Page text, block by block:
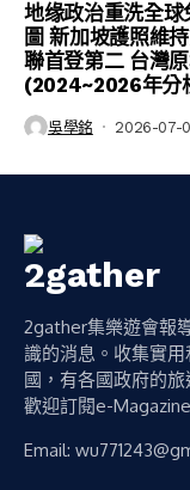
地缘政治重洗全球
圖 新加坡護照維
聯首登第二 台灣
(2024~2026年分
吳學銘 2026-07-
2gather集樂遊會報
識的消息。收集實
國，有各國政府的
歡迎訂閱e-
Email: